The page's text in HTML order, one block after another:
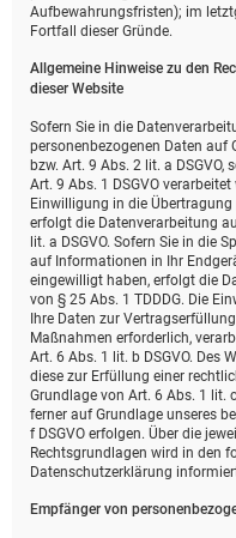
Aufbewahrungsfristen); im
Fortfall dieser Gründe.
Allgemeine Hinweise zu den
dieser Website
Sofern Sie in die
personenbezogenen Daten auf
bzw. Art. 9 Abs. 2 lit. a
Art. 9 Abs. 1 DSGVO
Einwilligung in die
erfolgt die Datenverarbeitung
lit. a DSGVO. Sofern Sie in die
auf Informationen in Ihr
eingewilligt haben, erfolgt die
von § 25 Abs. 1 TDDDG. Die
Ihre Daten zur
Maßnahmen erforderlich,
Art. 6 Abs. 1 lit. b DSGVO. Des
diese zur Erfüllung einer
Grundlage von Art. 6 Abs. 1 lit.
ferner auf Grundlage unseres
f DSGVO erfolgen. Über die
Rechtsgrundlagen wird in den
Datenschutzerklärung
Empfänger von